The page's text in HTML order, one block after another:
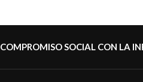
COMPROMISO SOCIAL CON LA